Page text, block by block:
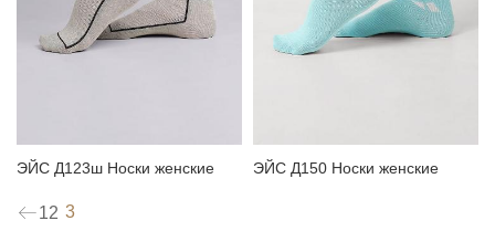
ЭЙС Д123ш Носки женские ЭЙС Д150 Носки женские
12 3